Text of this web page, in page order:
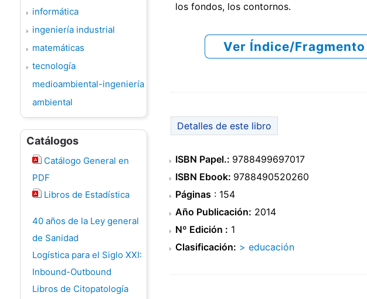
informática
ingeniería industrial
matemáticas
tecnología
medioambiental-ingeniería
ambiental
Catálogos
Catálogo General en
PDF
Libros de Estadística
40 años de la Ley general
de Sanidad
Logística para el Siglo XXI:
Inbound-Outbound
Libros de Citopatología
los fondos, los contornos.
Ver Índice/Fragmento
Detalles de este libro
ISBN Papel.: 9788499697017
ISBN Ebook: 9788490520260
Páginas : 154
Año Publicación: 2014
Nº Edición : 1
Clasificación: > educación